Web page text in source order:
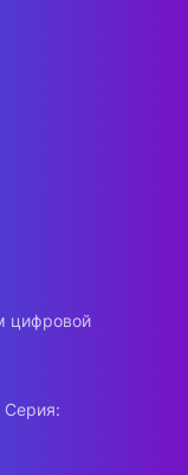
цифровой
Серия: